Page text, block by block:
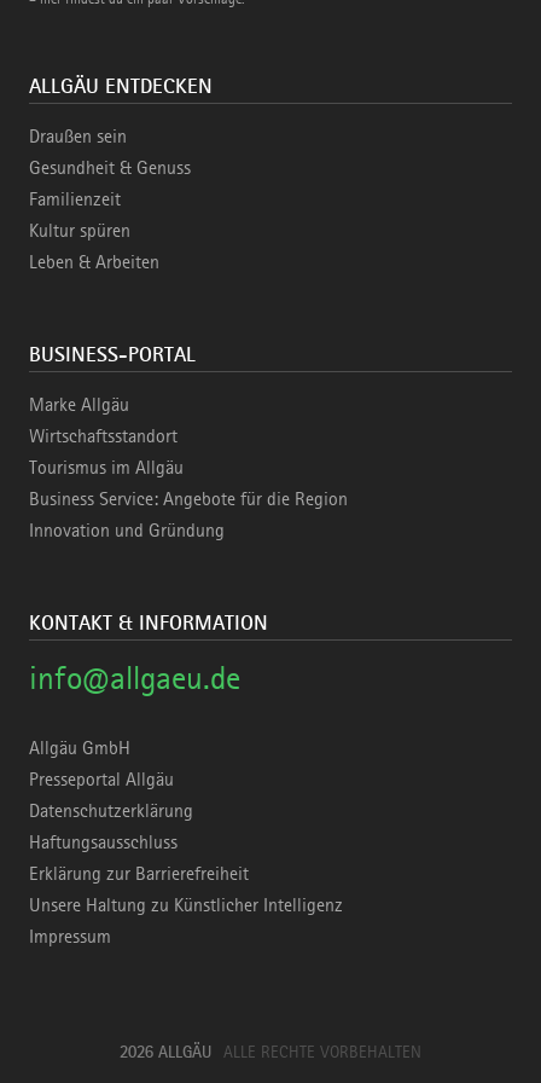
ALLGÄU ENTDECKEN
Draußen sein
Gesundheit & Genuss
Familienzeit
Kultur spüren
Leben & Arbeiten
BUSINESS-PORTAL
Marke Allgäu
Wirtschaftsstandort
Tourismus im Allgäu
Business Service: Angebote für die Region
Innovation und Gründung
KONTAKT & INFORMATION
info@allgaeu.de
Allgäu GmbH
Presseportal Allgäu
Datenschutzerklärung
Haftungsausschluss
Erklärung zur Barrierefreiheit
Unsere Haltung zu Künstlicher Intelligenz
Impressum
2026 ALLGÄU ALLE RECHTE VORBEHALTEN